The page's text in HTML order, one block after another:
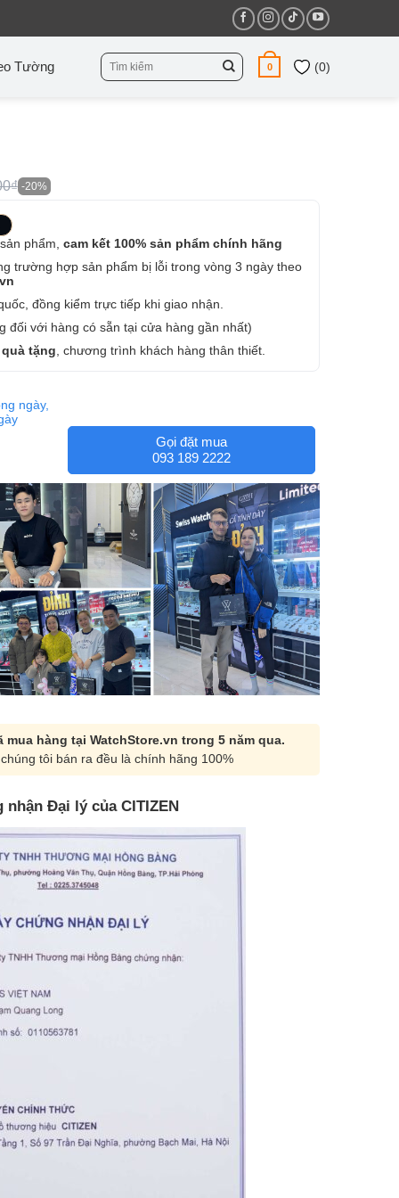
Tường
Tìm
kiếm:
0 (0)
-20%
phẩm, cam kết 100% sản phẩm chính hãng
trường hợp sản phẩm bị lỗi trong vòng 3 ngày theo
đồng kiểm trực tiếp khi giao nhận.
đối với hàng có sẵn tại cửa hàng gần nhất)
tặng , chương trình khách hàng thân thiết.
ngày,
Gọi đặt mua
093 189 2222
mua hàng tại WatchStore.vn trong 5 năm qua.
tôi bán ra đều là chính hãng 100%
nhận Đại lý của CITIZEN